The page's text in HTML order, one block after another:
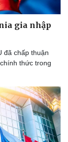
gia nhập
đã chấp thuận
thức trong